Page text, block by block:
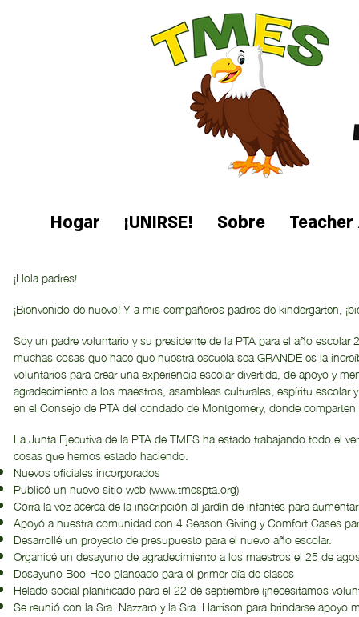
Hogar ¡UNIRSE! Sobre
¡Hola padres!
¡Bienvenido de nuevo! Y a mis compañeros padres de kindergarten,
Soy un padre voluntario y su presidente de la PTA para el año
muchas cosas que hace que nuestra escuela sea GRANDE es la
voluntarios para crear una experiencia escolar divertida, de apoyo y
agradecimiento a los maestros, asambleas culturales, espíritu
en el Consejo de PTA del condado de Montgomery, donde
La Junta Ejecutiva de la PTA de TMES ha estado trabajando todo el
cosas que hemos estado haciendo:
Nuevos oficiales incorporados
Publicó un nuevo sitio web (www.tmespta.org)
Corra la voz acerca de la inscripción al jardín de infantes para
Apoyó a nuestra comunidad con 4 Season Giving y Comfort Cases
Desarrollé un proyecto de presupuesto para el nuevo año escolar.
Organicé un desayuno de agradecimiento a los maestros el 25 de
Desayuno Boo-Hoo planeado para el primer día de clases
Helado social planificado para el 22 de septiembre (¡necesitamos
Se reunió con la Sra. Nazzaro y la Sra. Harrison para brindarse apoyo